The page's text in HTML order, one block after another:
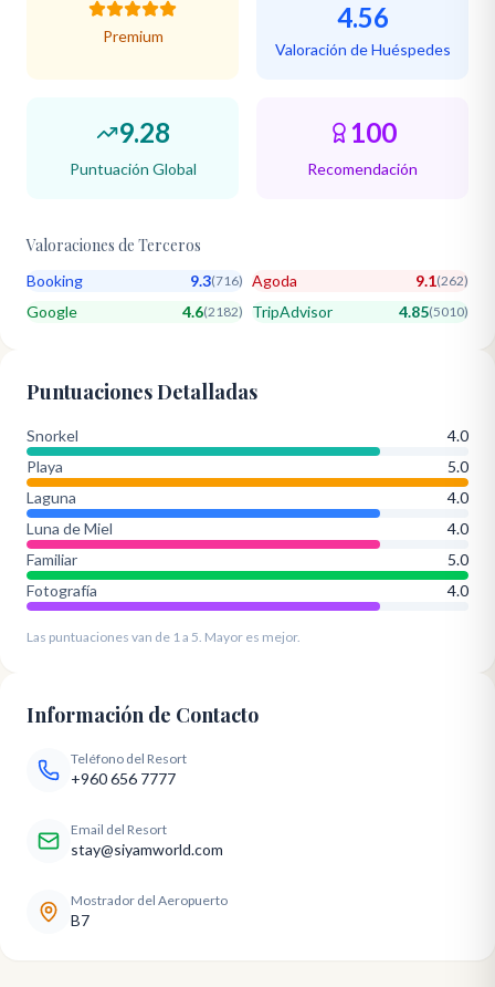
Premium
4.56
Valoración de Huéspedes
9.28
Puntuación Global
100
Recomendación
Valoraciones de Terceros
Booking 9.3(716) Agoda 9.1(262)
Google 4.6(2182) TripAdvisor 4.85(5010)
Puntuaciones Detalladas
Snorkel
4.0
Playa
5.0
Laguna
4.0
Luna de Miel
4.0
Familiar
5.0
Fotografía
4.0
Las puntuaciones van de 1 a 5. Mayor es mejor.
Información de Contacto
Teléfono del Resort
+960 656 7777
Email del Resort
stay@siyamworld.com
Mostrador del Aeropuerto
B7